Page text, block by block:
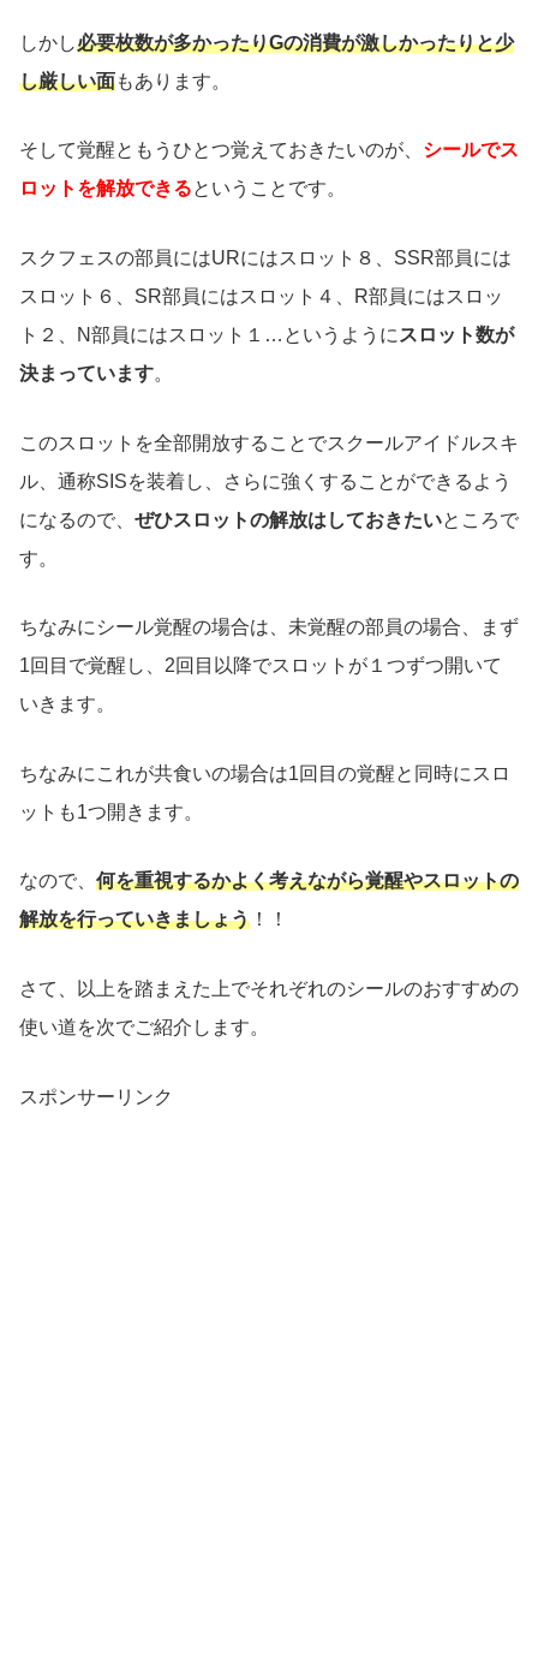
しかし必要枚数が多かったりGの消費が激しかったりと少
し厳しい面もあります。
そして覚醒ともうひとつ覚えておきたいのが、 シールでス
ロットを解放できるということです。
スクフェスの部員にはURにはスロット８、SSR部員には
スロット６、SR部員にはスロット４、R部員にはスロッ
ト２、N部員にはスロット１…というように スロット数が
決まっています。
このスロットを全部開放することでスクールアイドルスキ
ル、通称SISを装着し、さらに強くすることができるよう
になるので、 ぜひスロットの解放はしておきたいところで
す。
ちなみにシール覚醒の場合は、未覚醒の部員の場合、まず
1回目で覚醒し、2回目以降でスロットが１つずつ開いて
いきます。
ちなみにこれが共食いの場合は1回目の覚醒と同時にスロ
ットも1つ開きます。
なので、 何を重視するかよく考えながら覚醒やスロットの
解放を行っていきましょう ！！
さて、以上を踏まえた上でそれぞれのシールのおすすめの
使い道を次でご紹介します。
スポンサーリンク